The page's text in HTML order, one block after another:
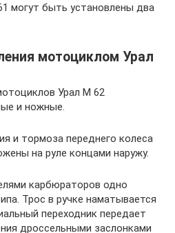
могут быть установлены два
мотоциклом Урал
Урал М 62
и ножные.
и тормоза переднего колеса
на руле концами наружу.
карбюраторов одно
Трос в ручке наматывается
переходник передает
дроссельными заслонками